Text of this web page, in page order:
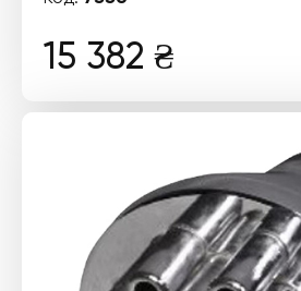
15 382 ₴